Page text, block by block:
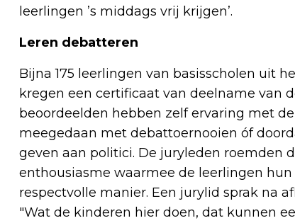
leerlingen ’s middags vrij krijgen’.
Leren debatteren
Bijna 175 leerlingen van basisscholen uit
kregen een certificaat van deelname van
beoordeelden hebben zelf ervaring met
meegedaan met debattoernooien óf
geven aan politici. De juryleden roemden
enthousiasme waarmee de leerlingen
respectvolle manier. Een jurylid sprak na
"Wat de kinderen hier doen, dat kunnen